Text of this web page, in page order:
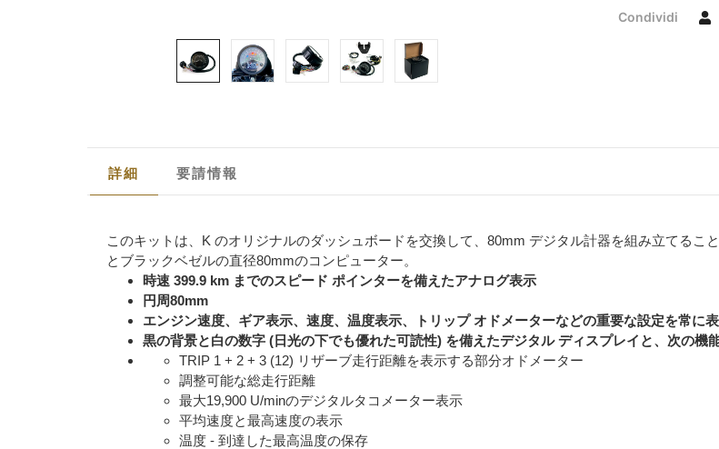
Condividi
詳細 要請情報
このキットは、K のオリジナルのダッシュボードを交換して、80mm デジタル計器を組み立てる
とブラックベゼルの直径80mmのコンピューター。
時速 399.9 km までのスピード ポインターを備えたアナログ表示
円周80mm
エンジン速度、ギア表示、速度、温度表示、トリップ オドメーターなどの重要な設定を常に
黒の背景と白の数字 (日光の下でも優れた可読性) を備えたデジタル ディスプレイと、次の機
TRIP 1 + 2 + 3 (12) リザーブ走行距離を表示する部分オドメーター
調整可能な総走行距離
最大19,900 U/minのデジタルタコメーター表示
平均速度と最高速度の表示
温度 - 到達した最高温度の保存